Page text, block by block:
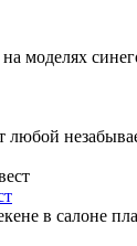
моделях
любой
в салоне